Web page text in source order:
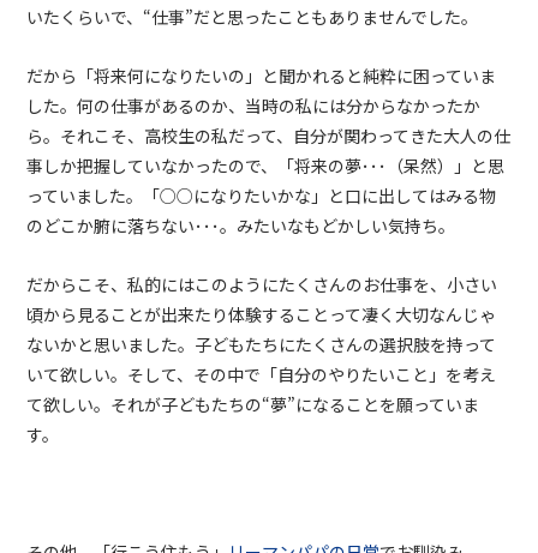
いたくらいで、“仕事”だと思ったこともありませんでした。
だから「将来何になりたいの」と聞かれると純粋に困っていま
した。何の仕事があるのか、当時の私には分からなかったか
ら。それこそ、高校生の私だって、自分が関わってきた大人の仕
事しか把握していなかったので、「将来の夢･･･（呆然）」と思
っていました。「○○になりたいかな」と口に出してはみる物
のどこか腑に落ちない･･･。みたいなもどかしい気持ち。
だからこそ、私的にはこのようにたくさんのお仕事を、小さい
頃から見ることが出来たり体験することって凄く大切なんじゃ
ないかと思いました。子どもたちにたくさんの選択肢を持って
いて欲しい。そして、その中で「自分のやりたいこと」を考え
て欲しい。それが子どもたちの“夢”になることを願っていま
す。